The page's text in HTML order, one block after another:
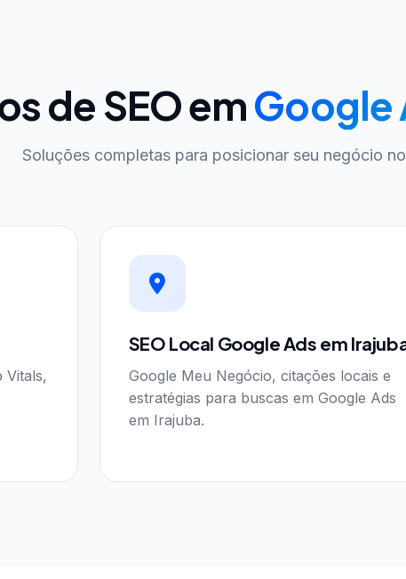
de SEO emGoogle
Soluções completas para posicionar seu negócio
Vitals,
SEO Local Google Ads em
Google Meu Negócio, citações locais e
estratégias para buscas em Google Ads
em Irajuba.